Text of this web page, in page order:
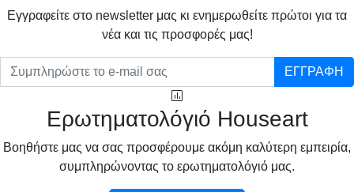
Eγγραφείτε στο newsletter μας κι ενημερωθείτε πρώτοι για τα
νέα και τις προσφορές μας!
ΕΓΓΡΑΦΗ
Ερωτηματολόγιό Houseart
Βοηθήστε μας να σας προσφέρουμε ακόμη καλύτερη εμπειρία,
συμπληρώνοντας το ερωτηματολόγιό μας.